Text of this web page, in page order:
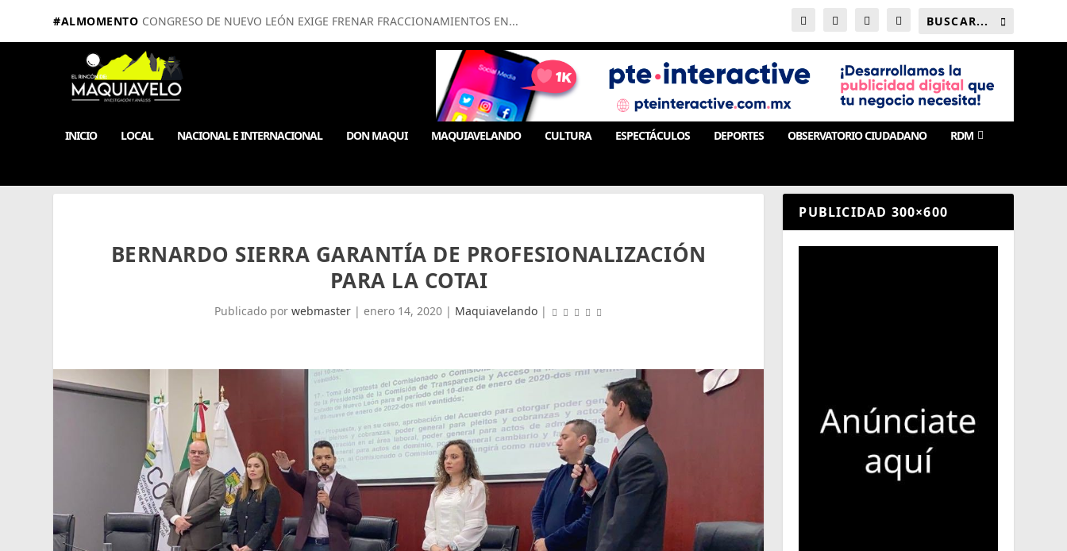
#ALMOMENTO CONGRESO DE NUEVO LEÓN EXIGE FRENAR FRACCIONAMIENTOS EN...
INICIO LOCAL NACIONAL E INTERNACIONAL DON MAQUI MAQUIAVELANDO CULTURA ESPECTÁCULOS DEPORTES OBSERVATORIO CIUDADANO RDM
BERNARDO SIERRA GARANTÍA DE PROFESIONALIZACIÓN
PARA LA COTAI
Publicado porwebmaster |enero 14, 2020 | Maquiavelando |
PUBLICIDAD 300×600